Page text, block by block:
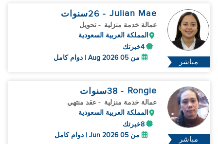
مباشر
Julian Mae
- 26 سنوات
عمالة خدمة منزلية - تحويل
المملكة العربية السعودية
4خبرتك
من 05 Aug 2026 | دوام كامل
مباشر
Rongie
- 38 سنوات
عمالة خدمة منزلية - عقد منتهي
المملكة العربية السعودية
8خبرتك
من 05 Jun 2026 | دوام كامل